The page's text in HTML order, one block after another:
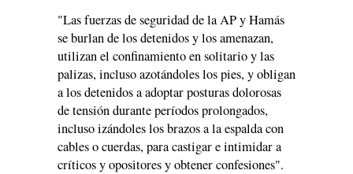
"Las fuerzas de seguridad de la AP y Hamás
se burlan de los detenidos y los amenazan,
utilizan el confinamiento en solitario y las
palizas, incluso azotándoles los pies, y obligan
a los detenidos a adoptar posturas dolorosas
de tensión durante períodos prolongados,
incluso izándoles los brazos a la espalda con
cables o cuerdas, para castigar e intimidar a
críticos y opositores y obtener confesiones".